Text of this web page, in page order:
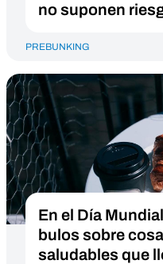
no suponen
PREBUNKING
En el Día
bulos sobre
saludables que